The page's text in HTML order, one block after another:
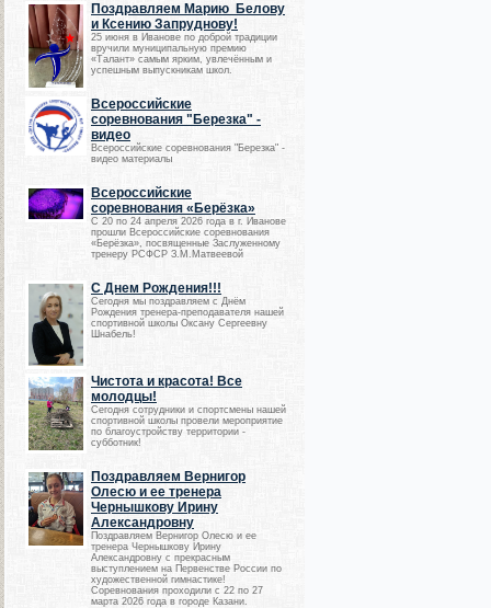
Поздравляем Марию Белову
и Ксению Запруднову!
25 июня в Иванове по доброй традиции
вручили муниципальную премию
«Талант» самым ярким, увлечённым и
успешным выпускникам школ.
Всероссийские
соревнования "Березка" -
видео
Всероссийские соревнования "Березка" -
видео материалы
Всероссийские
соревнования «Берёзка»
С 20 по 24 апреля 2026 года в г. Иванове
прошли Всероссийские соревнования
«Берёзка», посвященные Заслуженному
тренеру РСФСР З.М.Матвеевой
С Днем Рождения!!!
Сегодня мы поздравляем с Днём
Рождения тренера-преподавателя нашей
спортивной школы Оксану Сергеевну
Шнабель!
Чистота и красота! Все
молодцы!
Сегодня сотрудники и спортсмены нашей
спортивной школы провели мероприятие
по благоустройству территории -
субботник!
Поздравляем Вернигор
Олесю и ее тренера
Чернышкову Ирину
Александровну
Поздравляем Вернигор Олесю и ее
тренера Чернышкову Ирину
Александровну с прекрасным
выступлением на Первенстве России по
художественной гимнастике!
Соревнования проходили с 22 по 27
марта 2026 года в городе Казани.